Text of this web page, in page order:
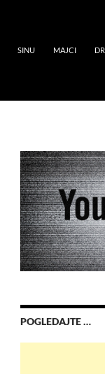
SINU MAJCI
POGLEDAJTE …